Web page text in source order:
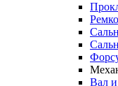
Вал